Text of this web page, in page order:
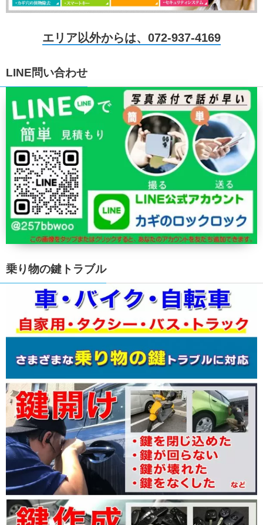
エリア以外からは、072-937-4169
LINE問い合わせ
乗り物の鍵トラブル